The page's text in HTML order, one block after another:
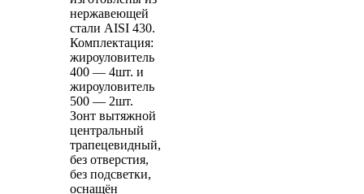
нержавеющей
стали AISI 430.
Комплектация:
жироуловитель
400 — 4шт. и
жироуловитель
500 — 2шт.
Зонт вытяжной
центральный
трапецевидный,
без отверстия,
без подсветки,
оснащён